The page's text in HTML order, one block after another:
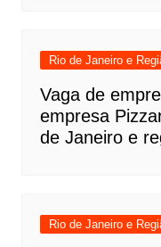
Rio de Janeiro e
Vaga de
empresa
de Janeiro e
Rio de Janeiro e